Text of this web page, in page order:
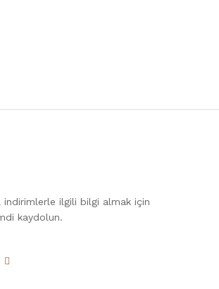
indirimlerle ilgili bilgi almak için
kaydolun.